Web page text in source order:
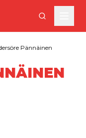
Pännäinen